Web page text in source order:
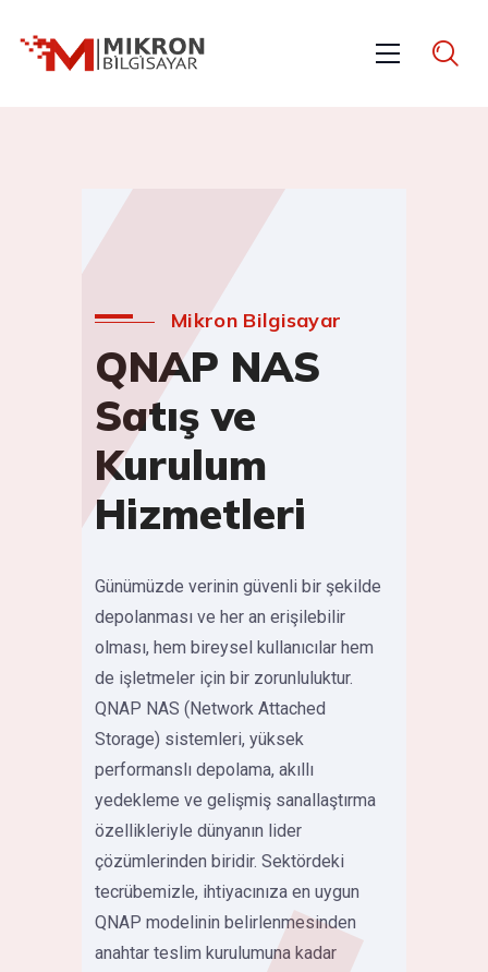
Mikron Bilgisayar
QNAP NAS
Satış ve
Kurulum
Hizmetleri
Günümüzde verinin güvenli bir şekilde
depolanması ve her an erişilebilir
olması, hem bireysel kullanıcılar hem
de işletmeler için bir zorunluluktur.
QNAP NAS (Network Attached
Storage) sistemleri, yüksek
performanslı depolama, akıllı
yedekleme ve gelişmiş sanallaştırma
özellikleriyle dünyanın lider
çözümlerinden biridir. Sektördeki
tecrübemizle, ihtiyacınıza en uygun
QNAP modelinin belirlenmesinden
anahtar teslim kurulumuna kadar